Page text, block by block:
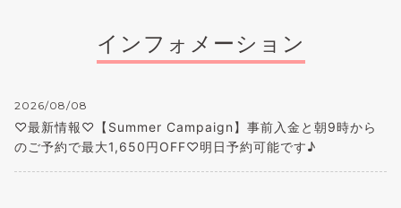
インフォメーション
2026/08/08
♡最新情報♡【Summer Campaign】事前入金と朝9時から
のご予約で最大1,650円OFF♡明日予約可能です♪